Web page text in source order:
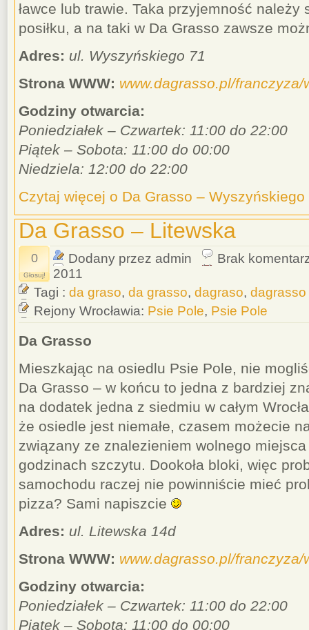
ławce lub trawie. Taka przyjemność
posiłku, a na taki w Da Grasso zawsze
Adres: ul. Wyszyńskiego 71
Strona WWW: www.dagrasso.pl/
Godziny otwarcia:
Poniedziałek – Czwartek: 11:00 do 22:00
Piątek – Sobota: 11:00 do 00:00
Niedziela: 12:00 do 22:00
Czytaj więcej o Da Grasso – Wyszyńskiego
Da Grasso – Litewska
0
Głosuj!
Dodany przez admin
Brak
2011
Tagi : da graso, da grasso, dagraso, dagrasso
Rejony Wrocławia: Psie Pole, Psie Pole
Da Grasso
Mieszkając na osiedlu Psie Pole, nie
Da Grasso – w końcu to jedna z bardziej
na dodatek jedna z siedmiu w całym
że osiedle jest niemałe, czasem możecie
związany ze znalezieniem wolnego
godzinach szczytu. Dookoła bloki, więc
samochodu raczej nie powinniście mieć
pizza? Sami napiszcie
Adres: ul. Litewska 14d
Strona WWW: www.dagrasso.pl/
Godziny otwarcia:
Poniedziałek – Czwartek: 11:00 do 22:00
Piątek – Sobota: 11:00 do 00:00